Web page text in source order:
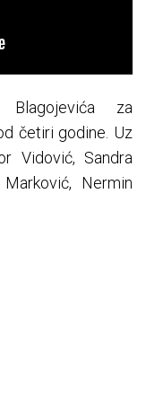
za
četiri godine. Uz
Vidović, Sandra
Nermin